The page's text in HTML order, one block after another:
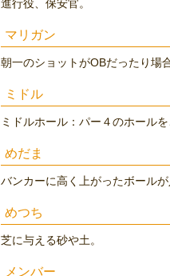
進行役、保安官。
マリガン
朝一のショットがOBだったり場
ミドル
ミドルホール：パー４のホールを
めだま
バンカーに高く上がったボール
めつち
芝に与える砂や土。
メンバー